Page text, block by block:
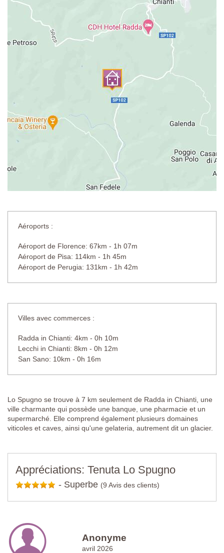
Piscine privée
Longueur : 12 mètres
Largeur : 6 mètres
Profondeur : 1.30 – 2.0 mètres
Entrée : Marches Romaines
Mobilier de piscine : douche extérieure, parasol, chaises longues
Distance de la villa : 10 mètres
Aéroports :
Aéroport de Florence: 67km - 1h 07m
Aéroport de Pisa: 114km - 1h 45m
Aéroport de Perugia: 131km - 1h 42m
Villes avec commerces :
Radda in Chianti: 4km - 0h 10m
Lecchi in Chianti: 8km - 0h 12m
San Sano: 10km - 0h 16m
Lo Spugno se trouve à 7 km seulement de Radda in Chianti, une
ville charmante qui possède une banque, une pharmacie et un
supermarché. Elle comprend également plusieurs domaines
viticoles et caves, ainsi qu'une gelateria, autrement dit un glacier.
Appréciations: Tenuta Lo Spugno
- Superbe (9 Avis des clients)
Anonyme
avril 2026